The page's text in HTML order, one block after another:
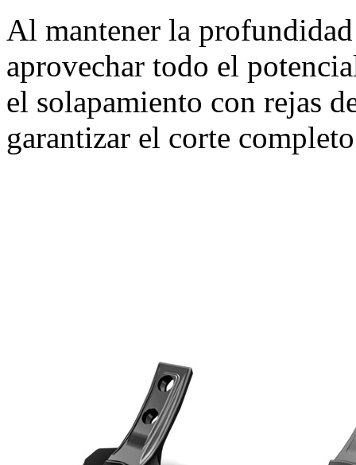
Al mantener la
aprovechar todo el
el solapamiento con rejas
garantizar el corte